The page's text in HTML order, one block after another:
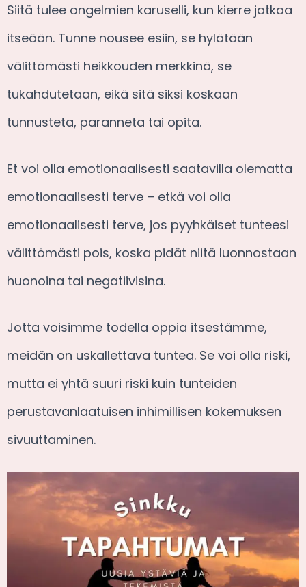
Siitä tulee ongelmien karuselli, kun kierre jatkaa
itseään. Tunne nousee esiin, se hylätään
välittömästi heikkouden merkkinä, se
tukahdutetaan, eikä sitä siksi koskaan
tunnusteta, paranneta tai opita.
Et voi olla emotionaalisesti saatavilla olematta
emotionaalisesti terve – etkä voi olla
emotionaalisesti terve, jos pyyhkäiset tunteesi
välittömästi pois, koska pidät niitä luonnostaan
huonoina tai negatiivisina.
Jotta voisimme todella oppia itsestämme,
meidän on uskallettava tuntea. Se voi olla riski,
mutta ei yhtä suuri riski kuin tunteiden
perustavanlaatuisen inhimillisen kokemuksen
sivuuttaminen.